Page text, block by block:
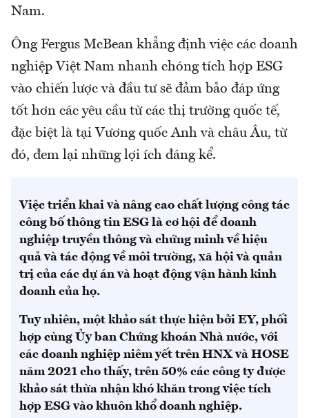
Nam.
Ông Fergus McBean khẳng định việc các doanh
nghiệp Việt Nam nhanh chóng tích hợp ESG
vào chiến lược và đầu tư sẽ đảm bảo đáp ứng
tốt hơn các yêu cầu từ các thị trường quốc tế,
đặc biệt là tại Vương quốc Anh và châu Âu, từ
đó, đem lại những lợi ích đáng kể.
Việc triển khai và nâng cao chất lượng công tác
công bố thông tin ESG là cơ hội để doanh
nghiệp truyền thông và chứng minh về hiệu
quả và tác động về môi trường, xã hội và quản
trị của các dự án và hoạt động vận hành kinh
doanh của họ.
Tuy nhiên, một khảo sát thực hiện bởi EY, phối
hợp cùng Ủy ban Chứng khoán Nhà nước, với
các doanh nghiệp niêm yết trên HNX và HOSE
năm 2021 cho thấy, trên 50% các công ty được
khảo sát thừa nhận khó khăn trong việc tích
hợp ESG vào khuôn khổ doanh nghiệp.